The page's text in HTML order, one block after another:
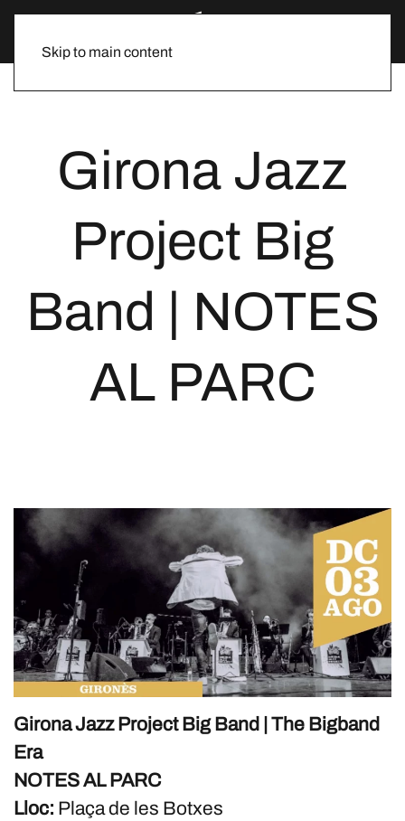
Skip to main content
Girona Jazz
Project Big
Band | NOTES
AL PARC
Girona Jazz Project Big Band | The Bigband
Era
NOTES AL PARC
Lloc: Plaça de les Botxes